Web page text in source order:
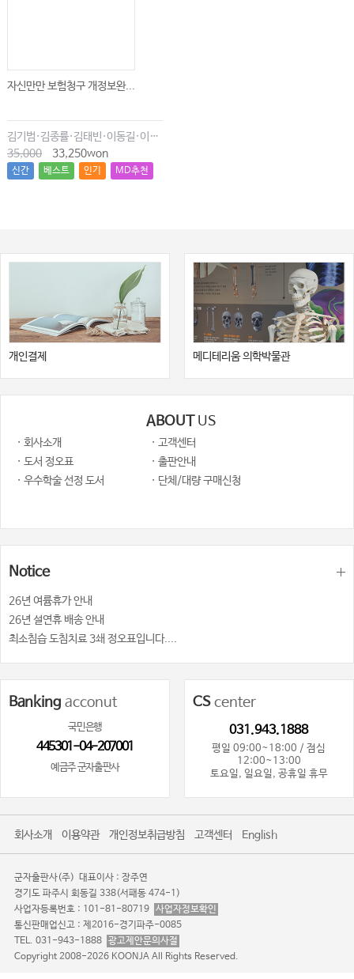
자신만만 보험청구 개정보완...
김기범·김종률·김태빈·이동길·이창현·최윤종
35,000
33,250won
신간 베스트 인기 MD추천
개인결제 메디테리움 의학박물관
ABOUT US
· 회사소개
· 고객센터
· 도서 정오표
· 출판안내
· 우수학술 선정 도서
· 단체/대량 구매신청
Notice
26년 여륨휴가 안내
26년 설연휴 배송 안내
최소침습 도침치료 3쇄 정오표입니다....
Banking acconut
국민은행
445301-04-207001
예금주 군자출판사
CScenter
031.943.1888
평일 09:00~18:00 / 점심
12:00~13:00
토요일, 일요일, 공휴일 휴무
회사소개 이용약관 개인정보취급방침 고객센터 English
군자출판사(주) 대표이사 : 장주연
경기도 파주시 회동길 338(서패동 474-1)
사업자등록번호 : 101-81-80719 사업자정보확인
통신판매업신고 : 제2016-경기파주-0085
TEL. 031-943-1888 광고제안문의사절
Copyright 2008-2026 KOONJA All Rights Reserved.